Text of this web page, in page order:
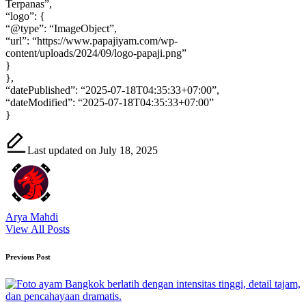
Terpanas”,
“logo”: {
“@type”: “ImageObject”,
“url”: “https://www.papajiyam.com/wp-
content/uploads/2024/09/logo-papaji.png”
}
},
“datePublished”: “2025-07-18T04:35:33+07:00”,
“dateModified”: “2025-07-18T04:35:33+07:00”
}
Last updated on July 18, 2025
Arya Mahdi
View All Posts
Post
navigation
Previous Post